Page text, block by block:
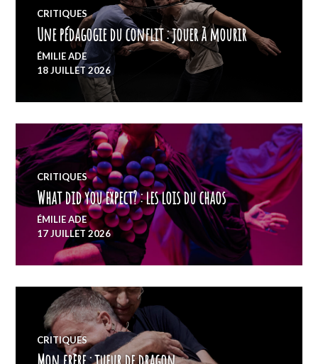
CRITIQUES
Une pédagogie du conflit : jouer à mourir
ÉMILIE ADE
18 JUILLET 2026
CRITIQUES
What did you expect? : les lois du chaos
ÉMILIE ADE
17 JUILLET 2026
CRITIQUES